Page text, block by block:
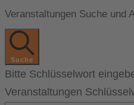
Veranstaltungen Suche und
Suche
Bitte Schlüsselwort
Veranstaltungen